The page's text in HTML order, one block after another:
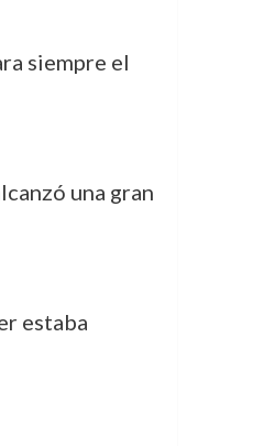
siempre el
una gran
estaba